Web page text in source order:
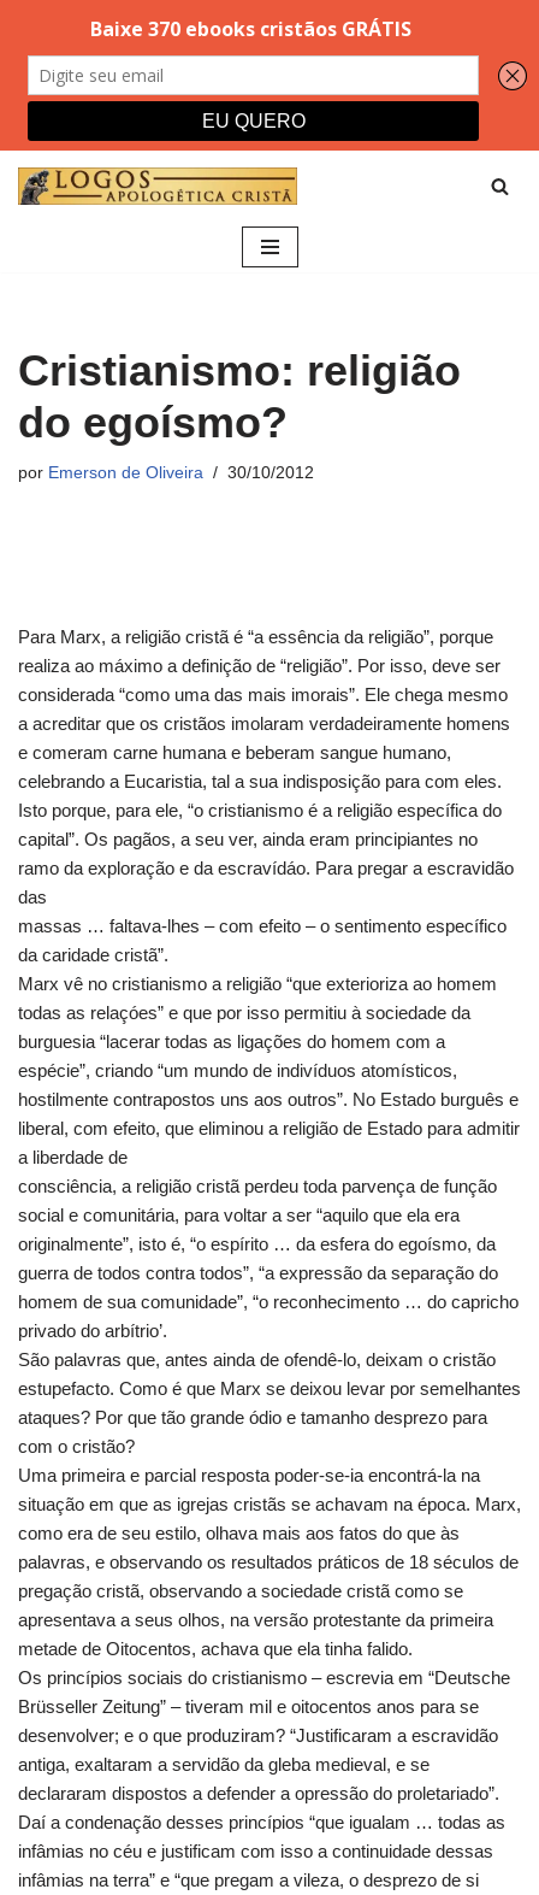
Cristianismo: religião
do egoísmo?
por Emerson de Oliveira 30/10/2012
Para Marx, a religião cristã é “a essência da religião”, porque
realiza ao máximo a definição de “religião”. Por isso, deve ser
considerada “como uma das mais imorais”. Ele chega mesmo
a acreditar que os cristãos imolaram verdadeiramente homens
e comeram carne humana e beberam sangue humano,
celebrando a Eucaristia, tal a sua indisposição para com eles.
Isto porque, para ele, “o cristianismo é a religião específica do
capital”. Os pagãos, a seu ver, ainda eram principiantes no
ramo da exploração e da escravídáo. Para pregar a escravidão
das
massas … faltava-lhes – com efeito – o sentimento específico
da caridade cristã”.
Marx vê no cristianismo a religião “que exterioriza ao homem
todas as relaçóes” e que por isso permitiu à sociedade da
burguesia “lacerar todas as ligações do homem com a
espécie”, criando “um mundo de indivíduos atomísticos,
hostilmente contrapostos uns aos outros”. No Estado burguês e
liberal, com efeito, que eliminou a religião de Estado para admitir
a liberdade de
consciência, a religião cristã perdeu toda parvença de função
social e comunitária, para voltar a ser “aquilo que ela era
originalmente”, isto é, “o espírito … da esfera do egoísmo, da
guerra de todos contra todos”, “a expressão da separação do
homem de sua comunidade”, “o reconhecimento … do capricho
privado do arbítrio’.
São palavras que, antes ainda de ofendê-lo, deixam o cristão
estupefacto. Como é que Marx se deixou levar por semelhantes
ataques? Por que tão grande ódio e tamanho desprezo para
com o cristão?
Uma primeira e parcial resposta poder-se-ia encontrá-la na
situação em que as igrejas cristãs se achavam na época. Marx,
como era de seu estilo, olhava mais aos fatos do que às
palavras, e observando os resultados práticos de 18 séculos de
pregação cristã, observando a sociedade cristã como se
apresentava a seus olhos, na versão protestante da primeira
metade de Oitocentos, achava que ela tinha falido.
Os princípios sociais do cristianismo – escrevia em “Deutsche
Brüsseller Zeitung” – tiveram mil e oitocentos anos para se
desenvolver; e o que produziram? “Justificaram a escravidão
antiga, exaltaram a servidão da gleba medieval, e se
declararam dispostos a defender a opressão do proletariado”.
Daí a condenação desses princípios “que igualam … todas as
infâmias no céu e justificam com isso a continuidade dessas
infâmias na terra” e “que pregam a vileza, o desprezo de si